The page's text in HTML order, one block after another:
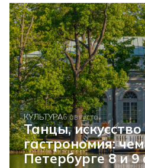
КУЛЬТУРА6 августа
Танцы, искусство
гастрономия:
Петербурге 8 и 9